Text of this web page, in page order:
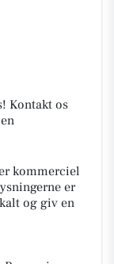
Kontakt os
kommerciel
er
og giv en